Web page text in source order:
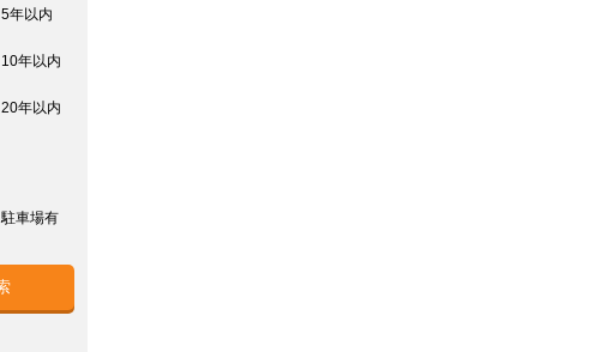
5年以内
10年以内
20年以内
駐車場有